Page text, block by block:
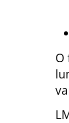
O